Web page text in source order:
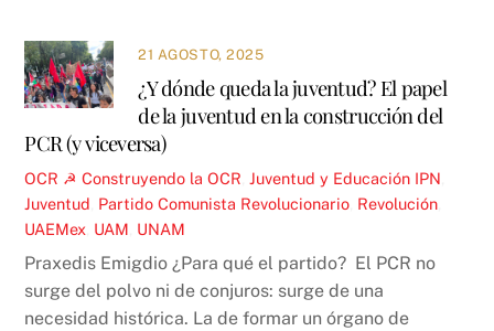
21 AGOSTO, 2025
¿Y dónde queda la juventud? El papel
de la juventud en la construcción del
PCR (y viceversa)
OCR ☭ Construyendo la OCR ,Juventud y Educación IPN
Juventud Partido Comunista Revolucionario Revolución
UAEMex UAM UNAM
Praxedis Emigdio ¿Para qué el partido? El PCR no
surge del polvo ni de conjuros: surge de una
necesidad histórica. La de formar un órgano de